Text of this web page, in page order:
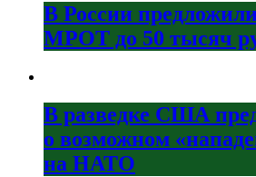
В России
МРОТ до 50 тысяч
В разведке США
о возможном
на НАТО